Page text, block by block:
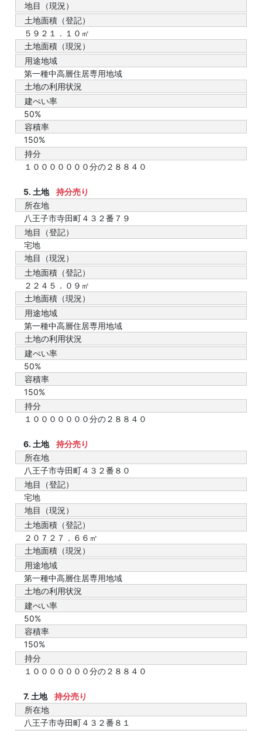
地目（現況）
土地面積（登記）
５９２１．１０㎡
土地面積（現況）
用途地域
第一種中高層住居専用地域
土地の利用状況
建ぺい率
50%
容積率
150%
持分
１０００００００分の２８８４０
5. 土地
持分売り
所在地
八王子市寺田町４３２番７９
地目（登記）
宅地
地目（現況）
土地面積（登記）
２２４５．０９㎡
土地面積（現況）
用途地域
第一種中高層住居専用地域
土地の利用状況
建ぺい率
50%
容積率
150%
持分
１０００００００分の２８８４０
6. 土地
持分売り
所在地
八王子市寺田町４３２番８０
地目（登記）
宅地
地目（現況）
土地面積（登記）
２０７２７．６６㎡
土地面積（現況）
用途地域
第一種中高層住居専用地域
土地の利用状況
建ぺい率
50%
容積率
150%
持分
１０００００００分の２８８４０
7. 土地
持分売り
所在地
八王子市寺田町４３２番８１